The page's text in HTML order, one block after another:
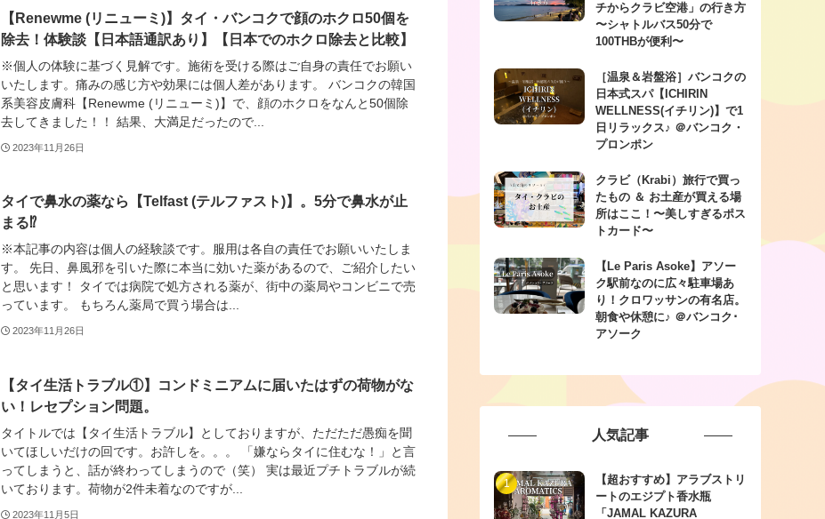
【Renewme (リニューミ)】タイ・バンコクで顔のホクロ50個を
除去！体験談【日本語通訳あり】【日本でのホクロ除去と比較】
※個人の体験に基づく見解です。施術を受ける際はご自身の責任でお願い
いたします。痛みの感じ方や効果には個人差があります。 バンコクの韓国
系美容皮膚科【Renewme (リニューミ)】で、顔のホクロをなんと50個除
去してきました！！ 結果、大満足だったので...
2023年11月26日
タイで鼻水の薬なら【Telfast (テルファスト)】。5分で鼻水が止
まる⁉︎
※本記事の内容は個人の経験談です。服用は各自の責任でお願いいたしま
す。 先日、鼻風邪を引いた際に本当に効いた薬があるので、ご紹介したい
と思います！ タイでは病院で処方される薬が、街中の薬局やコンビニで売
っています。 もちろん薬局で買う場合は...
2023年11月26日
【タイ生活トラブル①】コンドミニアムに届いたはずの荷物がな
い！レセプション問題。
タイトルでは【タイ生活トラブル】としておりますが、ただただ愚痴を聞
いてほしいだけの回です。お許しを。。。 「嫌ならタイに住むな！」と言
ってしまうと、話が終わってしまうので（笑） 実は最近プチトラブルが続
いております。荷物が2件未着なのですが...
2023年11月5日
チからクラビ空港」の行き方
〜シャトルバス50分で
100THBが便利〜
［温泉＆岩盤浴］バンコクの
日本式スパ【ICHIRIN
WELLNESS(イチリン)】で1
日リラックス♪ ＠バンコク・
プロンポン
クラビ（Krabi）旅行で買っ
たもの ＆ お土産が買える場
所はここ！〜美しすぎるポス
トカード〜
【Le Paris Asoke】アソー
ク駅前なのに広々駐車場あ
り！クロワッサンの有名店。
朝食や休憩に♪ ＠バンコク･
アソーク
人気記事
【超おすすめ】アラブストリ
ートのエジプト香水瓶
「JAMAL KAZURA